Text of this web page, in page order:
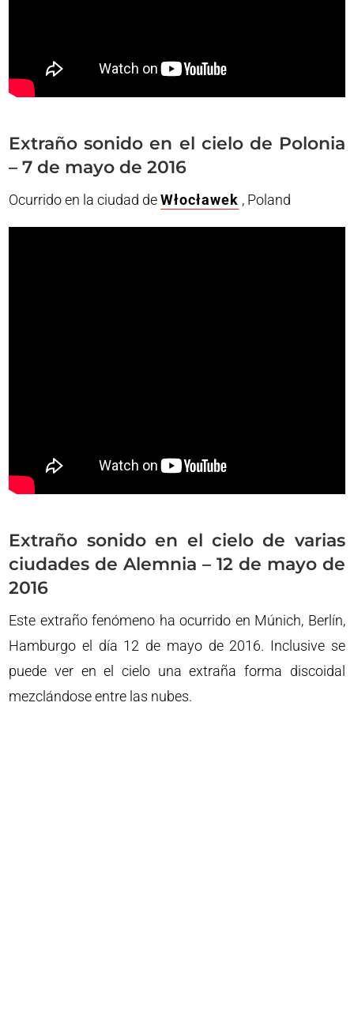
Extraño sonido en el cielo de Polonia
– 7 de mayo de 2016
Ocurrido en la ciudad deWłocławek , Poland
Extraño sonido en el cielo de varias
ciudades de Alemnia – 12 de mayo de
2016
Este extraño fenómeno ha ocurrido en Múnich, Berlín,
Hamburgo el día 12 de mayo de 2016. Inclusive se
puede ver en el cielo una extraña forma discoidal
mezclándose entre las nubes.